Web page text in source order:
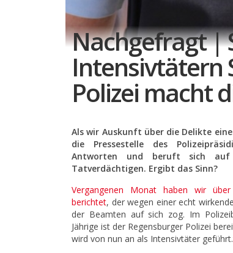
Nachgefragt |
Intensivtätern
Polizei macht
Als wir Auskunft über die Delikte
die Pressestelle des
Antworten und beruft sich auf
Tatverdächtigen. Ergibt das Sinn?
Vergangenen Monat haben wir
berichtet, der wegen einer echt
der Beamten auf sich zog. Im
Jährige ist der Regensburger Polizei
wird von nun an als Intensivtäter